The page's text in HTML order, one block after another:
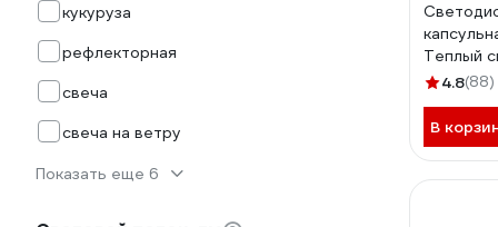
кукуруза
рефлекторная
свеча
свеча на ветру
Показать еще 6
Теплый
цоколь
4.8(88)
В